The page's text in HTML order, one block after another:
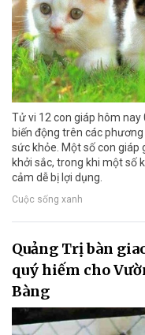
Tử vi 12 con giáp hôm
biến động trên các
sức khỏe. Một số con giáp
khởi sắc, trong khi một số
cảm dễ bị lợi dụng.
Cuộc sống xanh
Quảng Trị bàn
quý hiếm cho
Bàng